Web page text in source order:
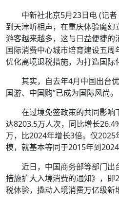
中新社北京5月23日电 (记者
到天津听相声，在重庆体验魔
游客越来越多，这与日益便捷的
国际消费中心城市培育建设五
优化离境退税措施，为打造国际
其实，自去年4月中国出台
国游、中国购”已成为国际风尚。
在过境免签政策的共同影响
达8203.5万人次，同比增长
万，比2024年增长3倍。仅
模，就基本等同于2015年到2024
近日，中国商务部等部门
措施扩大入境消费的通知》，
税体验，撬动入境消费万亿级新